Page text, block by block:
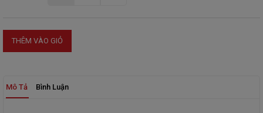
THÊM VÀO GIỎ
Mô Tả Bình Luận